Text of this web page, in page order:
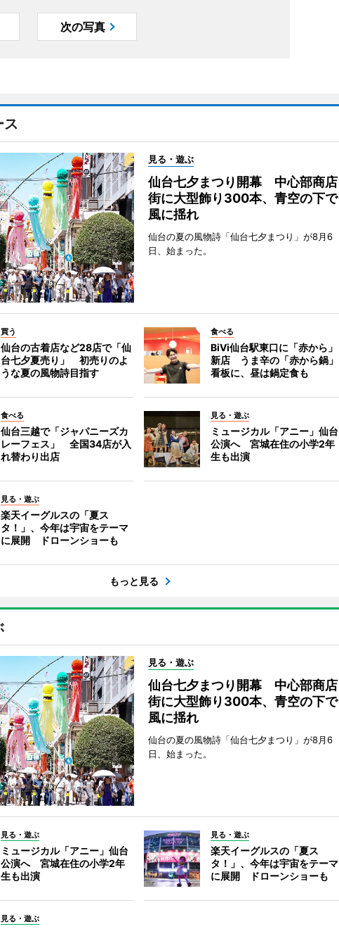
次の写真
ス
見る・遊ぶ
仙台七夕まつり開幕 中心部商店
街に大型飾り300本、青空の下で
風に揺れ
仙台の夏の風物詩「仙台七夕まつり」が8月6
日、始まった。
買う
仙台の古着店など28店で「仙
台七夕夏売り」 初売りのよ
うな夏の風物詩目指す
食べる
BiVi仙台駅東口に「赤から」
新店 うま辛の「赤から鍋」
看板に、昼は鍋定食も
食べる
仙台三越で「ジャパニーズカ
レーフェス」 全国34店が入
れ替わり出店
見る・遊ぶ
ミュージカル「アニー」仙台
公演へ 宮城在住の小学2年
生も出演
見る・遊ぶ
楽天イーグルスの「夏ス
タ！」、今年は宇宙をテーマ
に展開 ドローンショーも
もっと見る
見る・遊ぶ
仙台七夕まつり開幕 中心部商店
街に大型飾り300本、青空の下で
風に揺れ
仙台の夏の風物詩「仙台七夕まつり」が8月6
日、始まった。
見る・遊ぶ
ミュージカル「アニー」仙台
公演へ 宮城在住の小学2年
生も出演
見る・遊ぶ
楽天イーグルスの「夏ス
タ！」、今年は宇宙をテーマ
に展開 ドローンショーも
見る・遊ぶ